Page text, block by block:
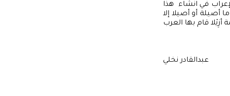
في انشاء هذا
أصيلة أو أصيلا إلا
عبدالقادر نخلي